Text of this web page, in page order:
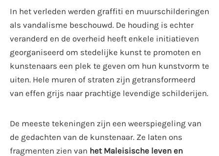
In het verleden werden graffiti en muurschilderingen
als vandalisme beschouwd. De houding is echter
veranderd en de overheid heeft enkele initiatieven
georganiseerd om stedelijke kunst te promoten en
kunstenaars een plek te geven om hun kunstvorm te
uiten. Hele muren of straten zijn getransformeerd
van effen grijs naar prachtige levendige schilderijen.
De meeste tekeningen zijn een weerspiegeling van
de gedachten van de kunstenaar. Ze laten ons
fragmenten zien van het Maleisische leven en